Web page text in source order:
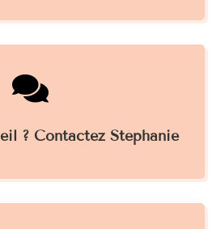

? Contactez Stéphanie